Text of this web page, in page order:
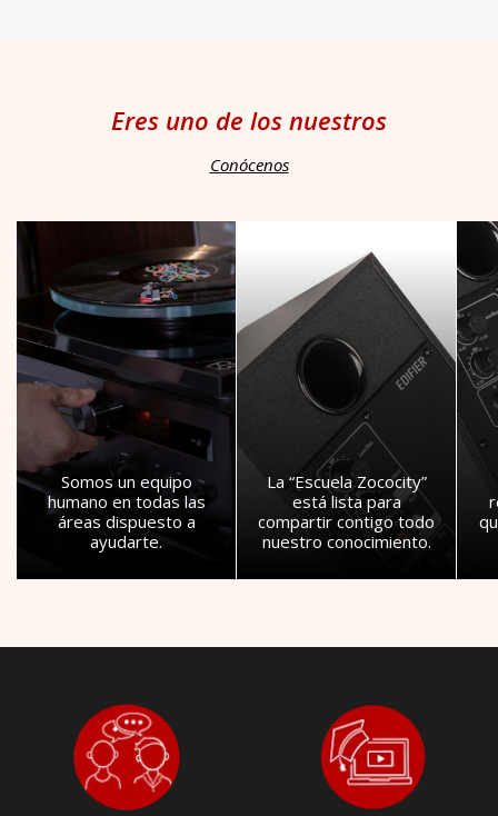
Eres uno de los nuestros
Conócenos
Somos un equipo
humano en todas las
áreas dispuesto a
ayudarte.
La “Escuela Zococity”
está lista para
compartir contigo todo
nuestro conocimiento.